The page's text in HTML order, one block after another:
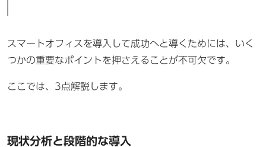
スマートオフィスを導入して成功へと導くためには、いく
つかの重要なポイントを押さえることが不可欠です。
ここでは、3点解説します。
現状分析と段階的な導入